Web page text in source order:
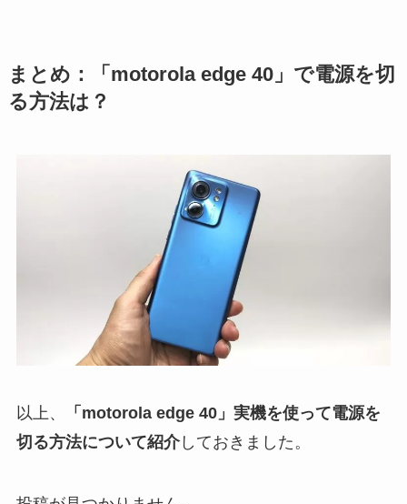
まとめ：「motorola edge 40」で電源を切
る方法は？
以上、
「motorola edge 40」実機を使って電源を
切る方法について紹介しておきました。